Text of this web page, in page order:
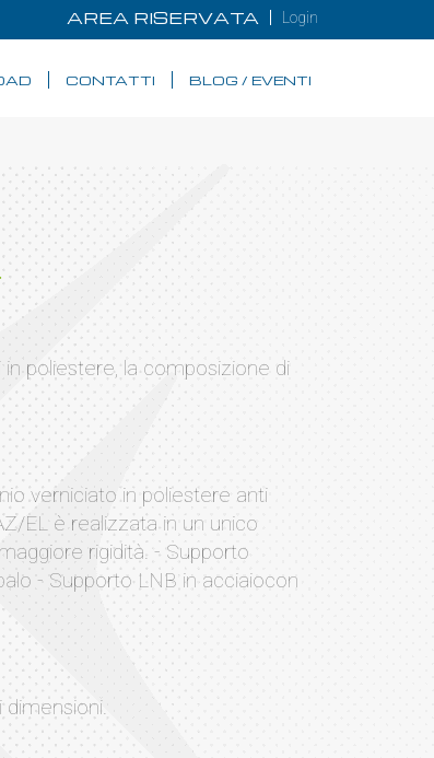
AREA RISERVATA Login
CONTATTI BLOG / EVENTI
poliestere, la composizione di
verniciato in poliestere anti
EL è realizzata in un unico
rigidità. - Supporto
- Supporto LNB in acciaiocon